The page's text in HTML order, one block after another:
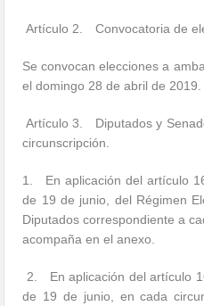
Artículo 2. Convocatoria de
Se convocan elecciones a
el domingo 28 de abril de 2019.
Artículo 3. Diputados y
circunscripción.
1. En aplicación del artículo
de 19 de junio, del Régimen
Diputados correspondiente a
acompaña en el anexo.
2. En aplicación del artículo
de 19 de junio, en cada